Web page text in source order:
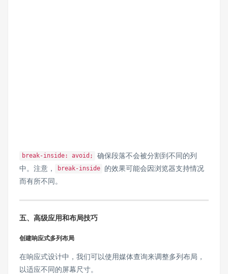
​break-inside: avoid;​
​ 确保段落不会被分割到不同的列
中。注意，​
​break-inside​
​ 的效果可能会因浏览器支持情况
而有所不同。
五、高级应用和布局技巧
创建响应式多列布局
在响应式设计中，我们可以使用媒体查询来调整多列布局，
以适应不同的屏幕尺寸。